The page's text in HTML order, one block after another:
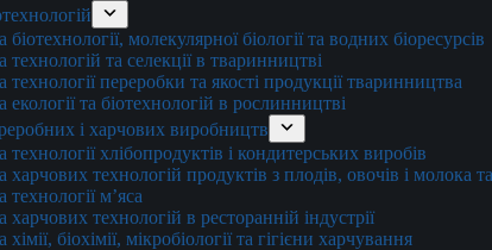
молекулярної біології та водних біоресурсів
технологій та селекції в тваринництві
технології переробки та якості продукції тваринництва
екології та біотехнологій в рослинництві
і харчових виробництв
технології хлібопродуктів і кондитерських виробів
харчових технологій продуктів з плодів, овочів і
м’яса
харчових технологій в ресторанній індустрії
біохімії, мікробіології та гігієни харчування